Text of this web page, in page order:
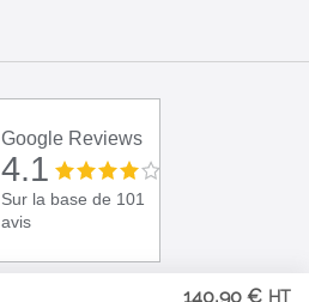
140,90 €
Google Reviews
4.1
Sur la base de 101
avis